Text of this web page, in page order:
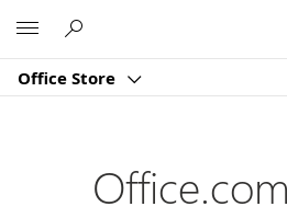
Office Store
Office.com